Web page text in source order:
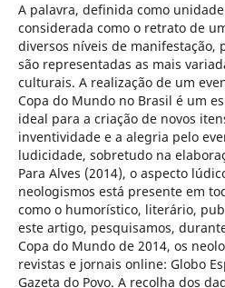
A palavra, definida como
considerada como o retrato de
diversos níveis de manifestação,
são representadas as mais
culturais. A realização de um
Copa do Mundo no Brasil é um
ideal para a criação de novos
inventividade e a alegria pelo
ludicidade, sobretudo na
Para Alves (2014), o aspecto
neologismos está presente em
como o humorístico, literário,
este artigo, pesquisamos,
Copa do Mundo de 2014, os
revistas e jornais online: Globo
Gazeta do Povo. A recolha dos